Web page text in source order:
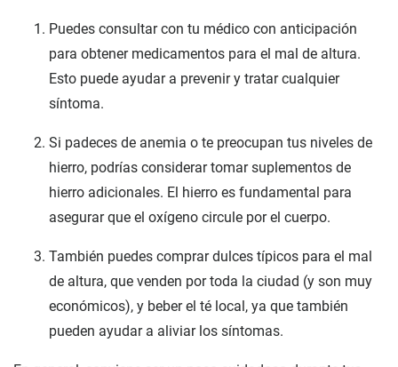
Puedes consultar con tu médico con anticipación
para obtener medicamentos para el mal de altura.
Esto puede ayudar a prevenir y tratar cualquier
síntoma.
Si padeces de anemia o te preocupan tus niveles de
hierro, podrías considerar tomar suplementos de
hierro adicionales. El hierro es fundamental para
asegurar que el oxígeno circule por el cuerpo.
También puedes comprar dulces típicos para el mal
de altura, que venden por toda la ciudad (y son muy
económicos), y beber el té local, ya que también
pueden ayudar a aliviar los síntomas.